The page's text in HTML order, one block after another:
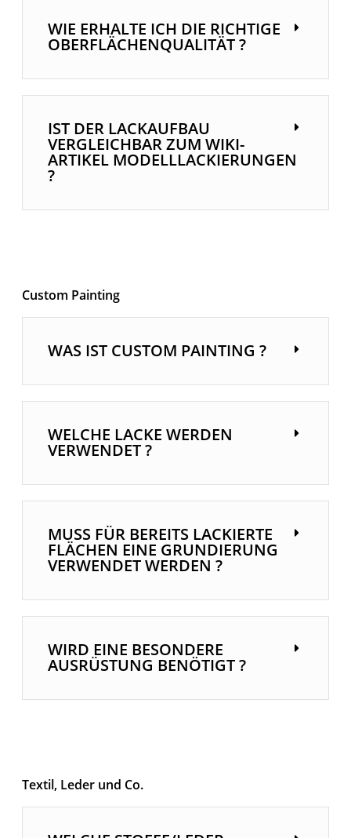
WIE ERHALTE ICH DIE RICHTIGE
OBERFLÄCHENQUALITÄT ?
IST DER LACKAUFBAU
VERGLEICHBAR ZUM WIKI-
ARTIKEL MODELLLACKIERUNGEN
?
Custom Painting
WAS IST CUSTOM PAINTING ?
WELCHE LACKE WERDEN
VERWENDET ?
MUSS FÜR BEREITS LACKIERTE
FLÄCHEN EINE GRUNDIERUNG
VERWENDET WERDEN ?
WIRD EINE BESONDERE
AUSRÜSTUNG BENÖTIGT ?
Textil, Leder und Co.